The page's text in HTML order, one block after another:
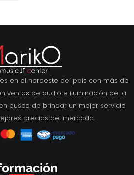
en el noroeste del país con más de
ventas de audio e iluminación de la
busca de brindar un mejor servicio
precios del mercado.